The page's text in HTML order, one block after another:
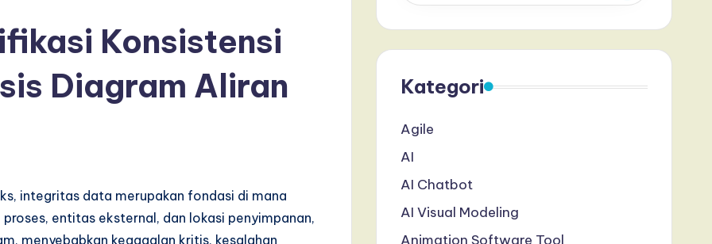
Konsistensi
Diagram Aliran
integritas data merupakan fondasi di mana
entitas eksternal, dan lokasi penyimpanan,
menyebabkan kegagalan kritis, kesalahan
Kategori
Agile
AI
AI Chatbot
AI Visual Modeling
Animation Software Tool